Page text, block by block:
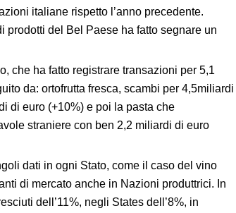
italiane rispetto l’anno precedente.
prodotti del Bel Paese ha fatto segnare un
che ha fatto registrare transazioni per 5,1
da: ortofrutta fresca, scambi per 4,5miliardi
di euro (+10%) e poi la pasta che
straniere con ben 2,2 miliardi di euro
dati in ogni Stato, come il caso del vino
di mercato anche in Nazioni produttrici. In
dell’11%, negli States dell’8%, in